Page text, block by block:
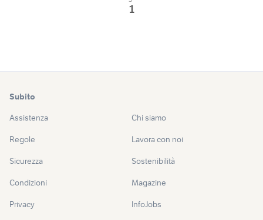
1
Subito
Assistenza
Regole
Sicurezza
Condizioni
Privacy
Chi siamo
Lavora con noi
Sostenibilità
Magazine
InfoJobs